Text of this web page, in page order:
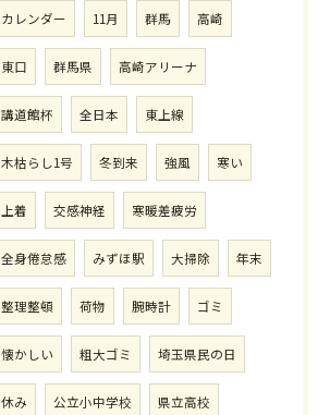
カレンダー 11月 群馬 高崎
東口 群馬県 高崎アリーナ
講道館杯 全日本 東上線
木枯らし1号 冬到来 強風 寒い
上着 交感神経 寒暖差疲労
全身倦怠感 みずほ駅 大掃除 年末
整理整頓 荷物 腕時計 ゴミ
懐かしい 粗大ゴミ 埼玉県民の日
休み 公立小中学校 県立高校